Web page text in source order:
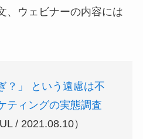
、ウェビナーの内容には
？」 という遠慮は不
ティングの実態調査
/ 2021.08.10）